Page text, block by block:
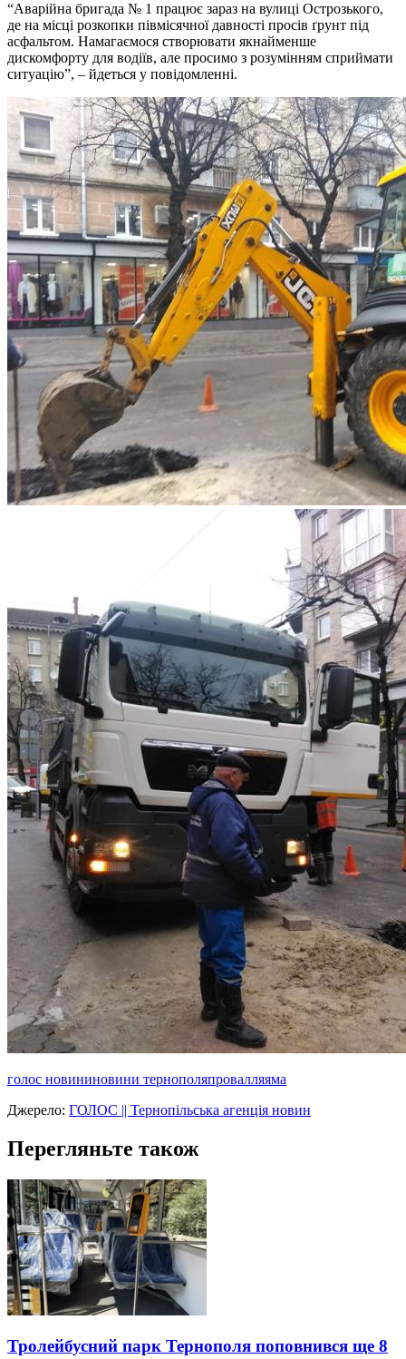
“Аварійна бригада № 1 працює зараз на вулиці Острозького,
де на місці розкопки півмісячної давності просів ґрунт під
асфальтом. Намагаємося створювати якнайменше
дискомфорту для водіїв, але просимо з розумінням сприймати
ситуацію”, – йдеться у повідомленні.
голос новининовини тернополяпровалляяма
Джерело: ГОЛОС || Тернопільська агенція новин
Перегляньте також
Тролейбусний парк Тернополя поповнився ще 8